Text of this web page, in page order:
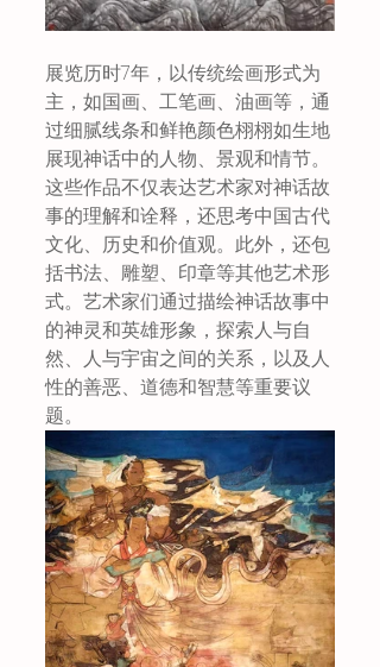
展览历时7年，以传统绘画形式为
主，如国画、工笔画、油画等，通
过细腻线条和鲜艳颜色栩栩如生地
展现神话中的人物、景观和情节。
这些作品不仅表达艺术家对神话故
事的理解和诠释，还思考中国古代
文化、历史和价值观。此外，还包
括书法、雕塑、印章等其他艺术形
式。艺术家们通过描绘神话故事中
的神灵和英雄形象，探索人与自
然、人与宇宙之间的关系，以及人
性的善恶、道德和智慧等重要议
题。